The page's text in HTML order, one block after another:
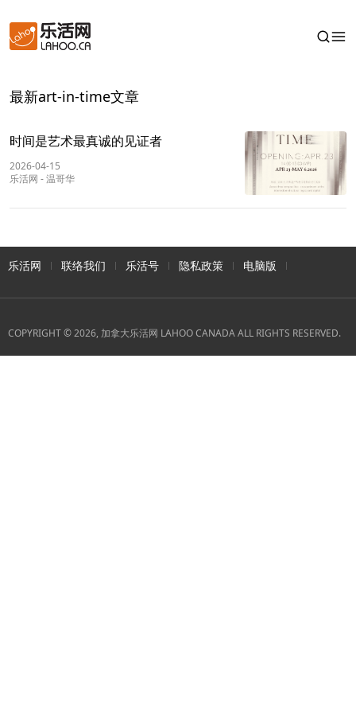
最新art-in-time文章
时间是艺术最真诚的见证者
2026-04-15
乐活网 -温哥华
乐活网 联络我们 乐活号 隐私政策 电脑版
COPYRIGHT © 2026, 加拿大乐活网 LAHOO CANADA ALL RIGHTS RESERVED.